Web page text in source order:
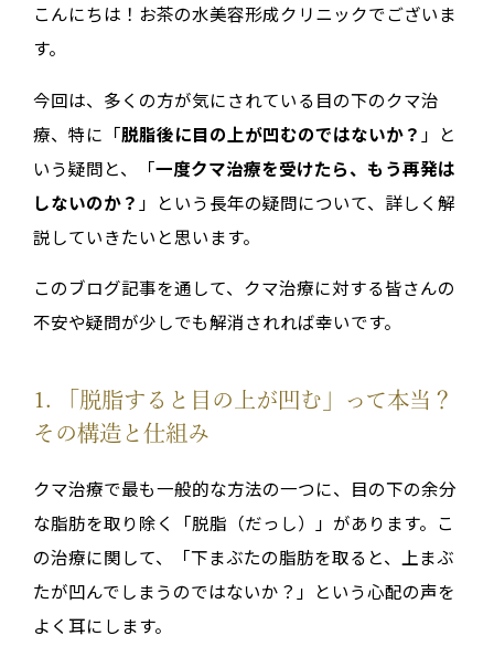
こんにちは！お茶の水美容形成クリニックでございま
す。
今回は、多くの方が気にされている目の下のクマ治
療、特に「脱脂後に目の上が凹むのではないか？ 」と
いう疑問と、「一度クマ治療を受けたら、もう再発は
しないのか？ 」という長年の疑問について、詳しく解
説していきたいと思います。
このブログ記事を通して、クマ治療に対する皆さんの
不安や疑問が少しでも解消されれば幸いです。
1. 「脱脂すると目の上が凹む」って本当？
その構造と仕組み
クマ治療で最も一般的な方法の一つに、目の下の余分
な脂肪を取り除く「脱脂（だっし）」があります。こ
の治療に関して、「下まぶたの脂肪を取ると、上まぶ
たが凹んでしまうのではないか？」という心配の声を
よく耳にします。